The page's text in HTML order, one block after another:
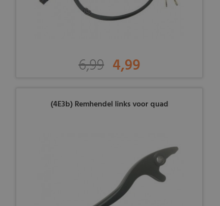
6,99 4,99
(4E3b) Remhendel links voor quad